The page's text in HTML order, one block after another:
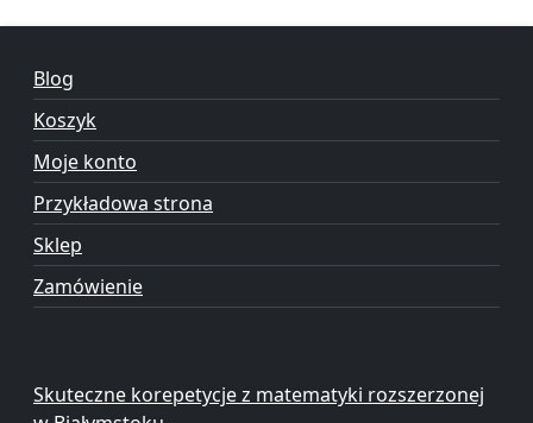
Blog
Koszyk
Moje konto
Przykładowa strona
Sklep
Zamówienie
Skuteczne korepetycje z matematyki rozszerzonej